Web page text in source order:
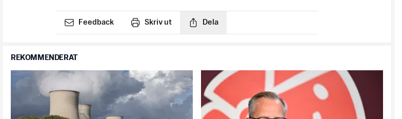
Feedback Skriv ut Dela
REKOMMENDERAT